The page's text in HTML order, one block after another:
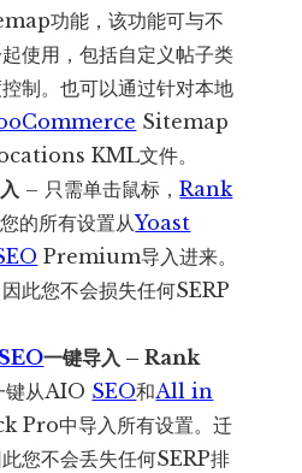
功能，该功能可与不
使用，包括自定义帖子类
制。也可以通过针对本地
Sitemap
KML文件。
– 只需单击鼠标，Rank
的所有设置从Yoast
Premium导入进来。
此您不会损失任何SERP
一键导入 – Rank
从AIO SEO和All in
Pro中导入所有设置。迁
您不会丢失任何SERP排